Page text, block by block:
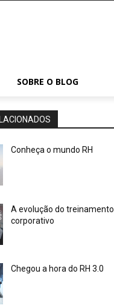
SOBRE O BLOG
Conheça o mundo RH
A evolução do treinamento
corporativo
Chegou a hora do RH 3.0